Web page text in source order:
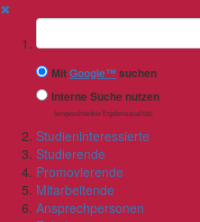
✖
Suchbegriff
MitGoogle™ suchen
Interne Suche nutzen
(eingeschränkte Ergebnisqualität)
Studieninteressierte
Studierende
Promovierende
Mitarbeitende
Ansprechpersonen